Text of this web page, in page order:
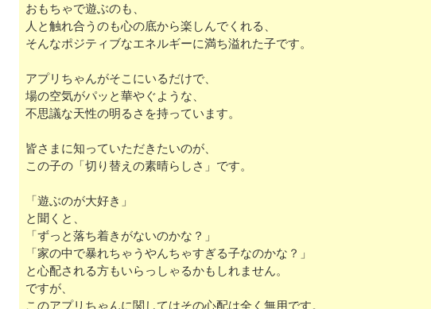
おもちゃで遊ぶのも、
人と触れ合うのも心の底から楽しんでくれる、
そんなポジティブなエネルギーに満ち溢れた子です。
アプリちゃんがそこにいるだけで、
場の空気がパッと華やぐような、
不思議な天性の明るさを持っています。
皆さまに知っていただきたいのが、
この子の「切り替えの素晴らしさ」です。
「遊ぶのが大好き」
と聞くと、
「ずっと落ち着きがないのかな？」
「家の中で暴れちゃうやんちゃすぎる子なのかな？」
と心配される方もいらっしゃるかもしれません。
ですが、
このアプリちゃんに関してはその心配は全く無用です。